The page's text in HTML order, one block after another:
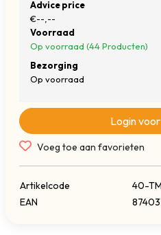
Advice price
€--,--
Voorraad
Op voorraad (44 Producten)
Bezorging
Op voorraad
Login
Voeg toe aan favorieten
Artikelcode
40-
EAN